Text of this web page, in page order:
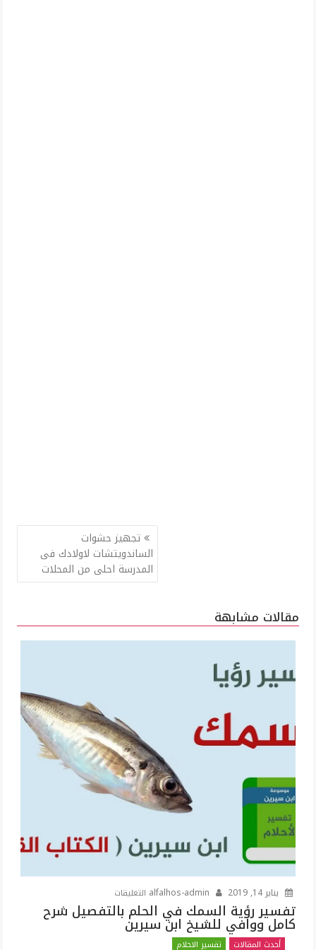
تجهيز حشوات
الساندويتشات لاولادك فى
المدرسة احلى من المحلات
مقالات مشابهة
يناير 14, 2019 التعليقات
تفسير
تفسير رؤية السمك في الحلم بالتفصيل شرح
كامل ووافي للشيخ ابن سيرين
أحدث المقالات تفسير الاحلام